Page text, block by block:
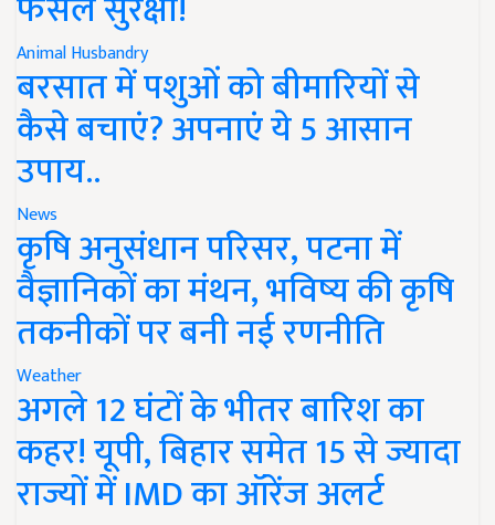
Animal Husbandry
बरसात में पशुओं को बीमारियों से
कैसे बचाएं? अपनाएं ये 5 आसान
उपाय..
News
कृषि अनुसंधान परिसर, पटना में
वैज्ञानिकों का मंथन, भविष्य की कृषि
तकनीकों पर बनी नई रणनीति
Weather
अगले 12 घंटों के भीतर बारिश का
कहर! यूपी, बिहार समेत 15 से ज्यादा
राज्यों में IMD का ऑरेंज अलर्ट